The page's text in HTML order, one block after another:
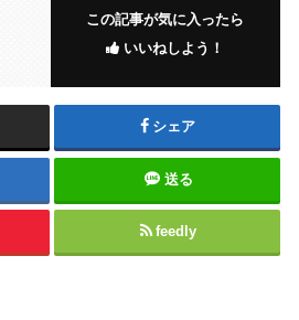
この記事が気に入ったら
いいねしよう！
シェア
送る
feedly